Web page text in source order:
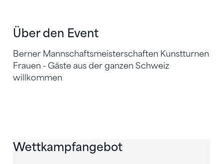
Über den Event
Berner Mannschaftsmeisterschaften Kunstturnen
Frauen - Gäste aus der ganzen Schweiz
willkommen
Wettkampfangebot